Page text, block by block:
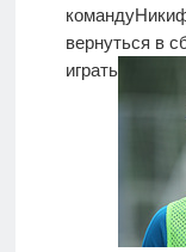
команду
вернуться в
играть